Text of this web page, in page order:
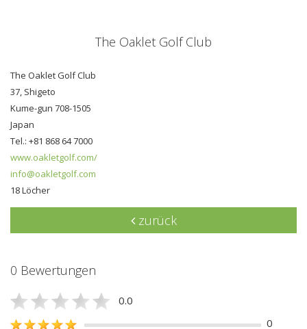
The Oaklet Golf Club
The Oaklet Golf Club
37, Shigeto
Kume-gun 708-1505
Japan
Tel.: +81 868 64 7000
www.oakletgolf.com/
info@oakletgolf.com
18 Löcher
zurück
0 Bewertungen
0.0
0